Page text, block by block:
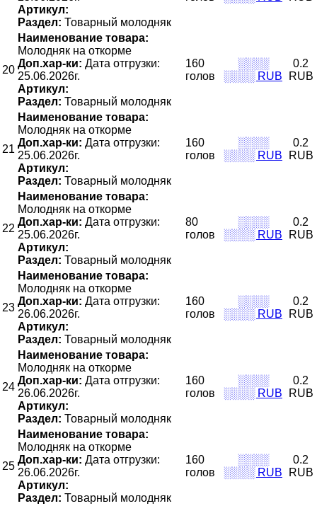
Артикул:
Раздел: Товарный молодняк
20
Наименование товара:
Молодняк на откорме
Доп.хар-ки: Дата отгрузки:
25.06.2026г.
Артикул:
Раздел: Товарный молодняк
160
голов
░░░░
░░░░ RUB
0.2
RUB
21
Наименование товара:
Молодняк на откорме
Доп.хар-ки: Дата отгрузки:
25.06.2026г.
Артикул:
Раздел: Товарный молодняк
160
голов
░░░░
░░░░ RUB
0.2
RUB
22
Наименование товара:
Молодняк на откорме
Доп.хар-ки: Дата отгрузки:
25.06.2026г.
Артикул:
Раздел: Товарный молодняк
80
голов
░░░░
░░░░ RUB
0.2
RUB
23
Наименование товара:
Молодняк на откорме
Доп.хар-ки: Дата отгрузки:
26.06.2026г.
Артикул:
Раздел: Товарный молодняк
160
голов
░░░░
░░░░ RUB
0.2
RUB
24
Наименование товара:
Молодняк на откорме
Доп.хар-ки: Дата отгрузки:
26.06.2026г.
Артикул:
Раздел: Товарный молодняк
160
голов
░░░░
░░░░ RUB
0.2
RUB
25
Наименование товара:
Молодняк на откорме
Доп.хар-ки: Дата отгрузки:
26.06.2026г.
Артикул:
Раздел: Товарный молодняк
160
голов
░░░░
░░░░ RUB
0.2
RUB